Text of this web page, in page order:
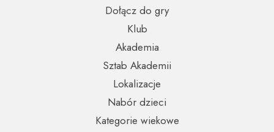
Nabór dzieci
Kategorie wiekowe
Lokalizacje
Sztab Akademii
Dołącz do gry
Akademia
Klub